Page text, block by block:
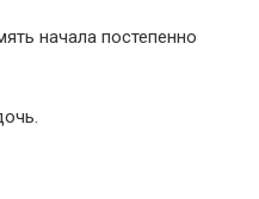
начала постепенно